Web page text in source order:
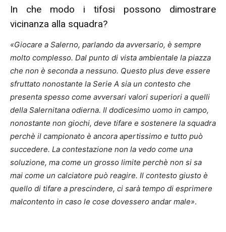
In che modo i tifosi possono dimostrare
vicinanza alla squadra?
«Giocare a Salerno, parlando da avversario, è sempre
molto complesso. Dal punto di vista ambientale la piazza
che non è seconda a nessuno. Questo plus deve essere
sfruttato nonostante la Serie A sia un contesto che
presenta spesso come avversari valori superiori a quelli
della Salernitana odierna. Il dodicesimo uomo in campo,
nonostante non giochi, deve tifare e sostenere la squadra
perchè il campionato è ancora apertissimo e tutto può
succedere. La contestazione non la vedo come una
soluzione, ma come un grosso limite perchè non si sa
mai come un calciatore può reagire. Il contesto giusto è
quello di tifare a prescindere, ci sarà tempo di esprimere
malcontento in caso le cose dovessero andar male».